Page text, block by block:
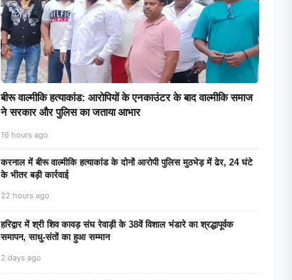
बीरू वाल्मीकि हत्याकांड: आरोपियों के एनकाउंटर के बाद वाल्मीकि समाज
ने सरकार और पुलिस का जताया आभार
16 hours ago
करनाल में बीरू वाल्मीकि हत्याकांड के दोनों आरोपी पुलिस मुठभेड़ में ढेर, 24 घंटे
के भीतर बड़ी कार्रवाई
22 hours ago
हरिद्वार में श्री शिव कावड़ संघ रेवाड़ी के 38वें विशाल भंडारे का श्रद्धापूर्वक
समापन, साधु-संतों का हुआ सम्मान
2 days ago